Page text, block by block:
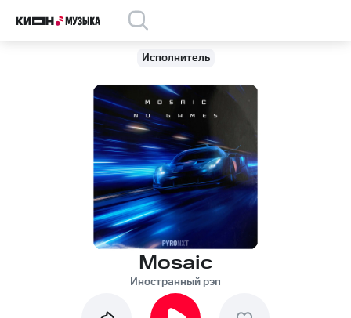
Исполнитель
Mosaic
Иностранный рэп